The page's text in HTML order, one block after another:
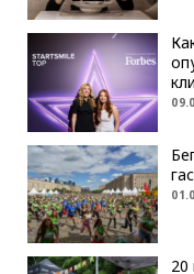
20